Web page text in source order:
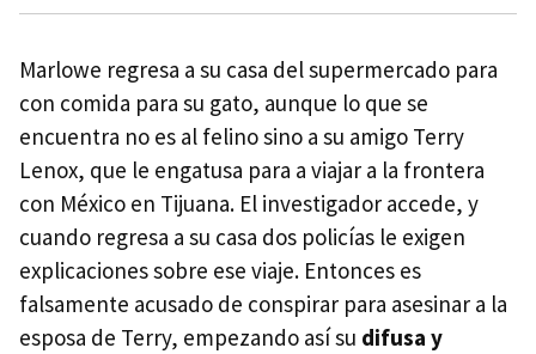
Marlowe regresa a su casa del supermercado para
con comida para su gato, aunque lo que se
encuentra no es al felino sino a su amigo Terry
Lenox, que le engatusa para a viajar a la frontera
con México en Tijuana. El investigador accede, y
cuando regresa a su casa dos policías le exigen
explicaciones sobre ese viaje. Entonces es
falsamente acusado de conspirar para asesinar a la
esposa de Terry, empezando así su difusa y